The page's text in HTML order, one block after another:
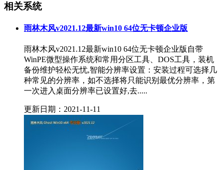
相关系统
雨林木风v2021.12最新win10 64位无卡顿企业版
雨林木风v2021.12最新win10 64位无卡顿企业版自带
WinPE微型操作系统和常用分区工具、DOS工具，装机
备份维护轻松无忧,智能分辨率设置：安装过程可选择几
种常见的分辨率，如不选择将只能识别最优分辨率，第
一次进入桌面分辨率已设置好,去.....
更新日期：2021-11-11